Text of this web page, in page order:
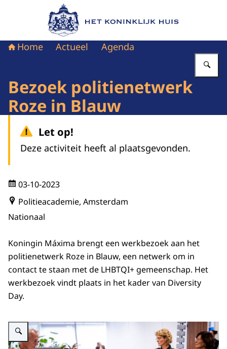
Naar de homepage van Het Koninklijk Huis
Home Actueel Agenda
Bezoek politienetwerk
Roze in Blauw
Let op!
Deze activiteit heeft al plaatsgevonden.
03-10-2023
Politieacademie, Amsterdam
Nationaal
Koningin Máxima brengt een werkbezoek aan het
politienetwerk Roze in Blauw, een netwerk om in
contact te staan met de LHBTQI+ gemeenschap. Het
werkbezoek vindt plaats in het kader van Diversity
Day.
Vergroot afbeelding Koningin Máxima bezoekt politienetwerk Roze in